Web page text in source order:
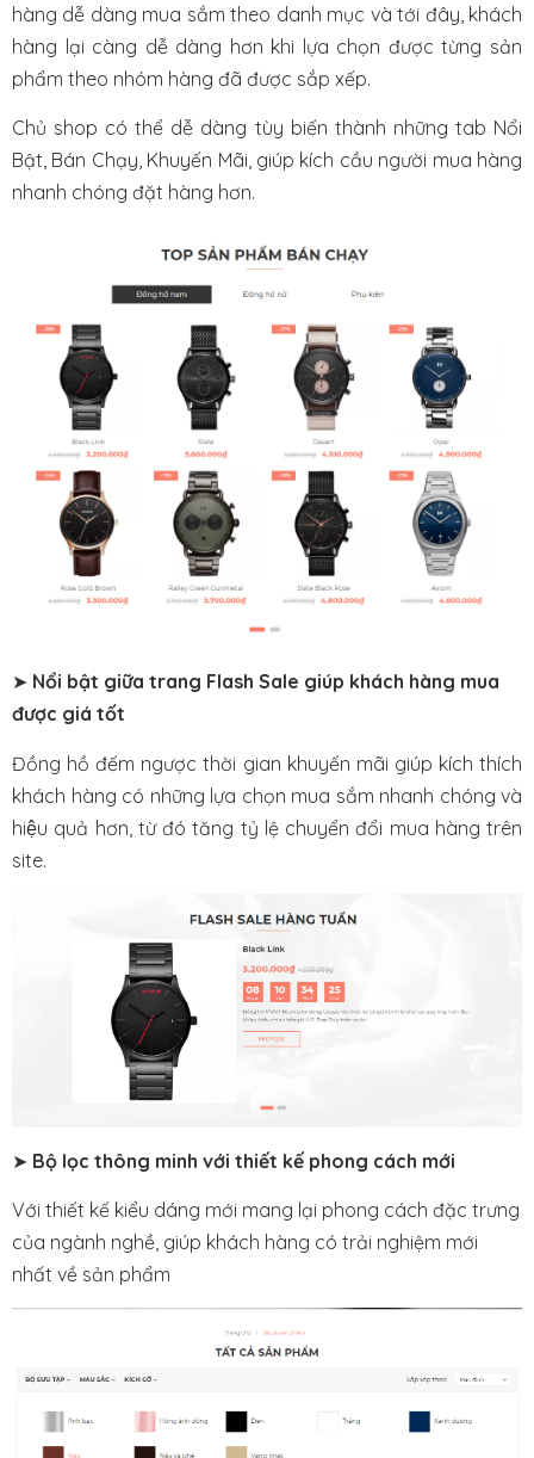
hàng dễ dàng mua sắm theo danh mục và tới đây, khách
hàng lại càng dễ dàng hơn khi lựa chọn được từng sản
phẩm theo nhóm hàng đã được sắp xếp.
Chủ shop có thể dễ dàng tùy biến thành những tab Nổi
Bật, Bán Chạy, Khuyến Mãi, giúp kích cầu người mua hàng
nhanh chóng đặt hàng hơn.
➤ Nổi bật giữa trang Flash Sale giúp khách hàng mua
được giá tốt
Đồng hồ đếm ngược thời gian khuyến mãi giúp kích thích
khách hàng có những lựa chọn mua sắm nhanh chóng và
hiệu quả hơn, từ đó tăng tỷ lệ chuyển đổi mua hàng trên
site.
➤ Bộ lọc thông minh với thiết kế phong cách mới
Với thiết kế kiểu dáng mới mang lại phong cách đặc trưng
của ngành nghề, giúp khách hàng có trải nghiệm mới
nhất về sản phẩm